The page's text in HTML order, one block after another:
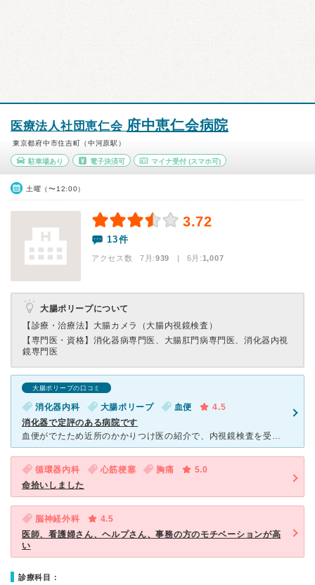
医療法人社団恵仁会 府中恵仁会病院
東京都府中市住吉町（中河原駅）
駐車場あり 電子決済可 マイナ受付 (スマホ可)
土曜（〜12:00）
3.72
13件
アクセス数 7月:939 | 6月:1,007
大腸ポリープについて
【診療・治療法】 大腸カメラ（大腸内視鏡検査）
【専門医・資格】 消化器病専門医、大腸肛門病専門医、消化器内視
鏡専門医
大腸ポリープの口コミ
消化器内科 大腸ポリープ 血便
4.5
消化器で定評のある病院です
血便がでたため近所のかかりつけ医の紹介で、内視鏡検査を受けました。この病院は、医療クラークが要所に配置されており、検査室やトイレ等、行きたいところへ行くのに迷わずに行くことができます。検査の結果、ポリ
循環器内科 心筋梗塞 胸痛
5.0
命拾いしました
脳神経外科
4.5
医師、看護婦さん、ヘルプさん、事務の方のモチベーションが高
い
診療科目：